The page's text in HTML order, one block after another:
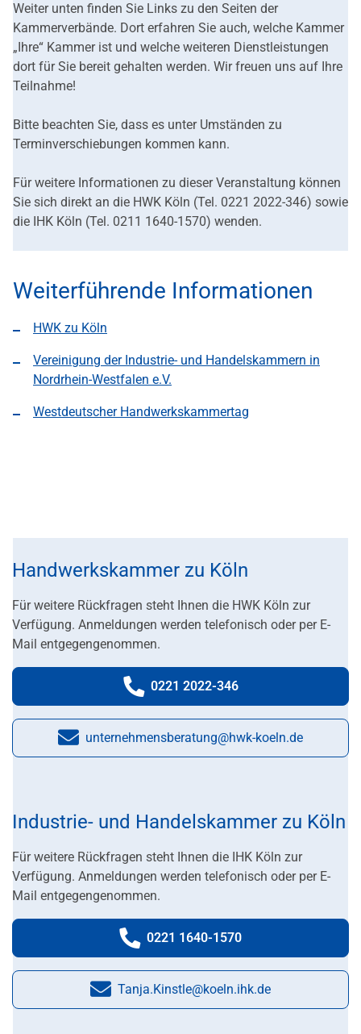
Weiter unten finden Sie Links zu den Seiten der
Kammerverbände. Dort erfahren Sie auch, welche Kammer
„Ihre“ Kammer ist und welche weiteren Dienstleistungen
dort für Sie bereit gehalten werden. Wir freuen uns auf Ihre
Teilnahme!
Bitte beachten Sie, dass es unter Umständen zu
Terminverschiebungen kommen kann.
Für weitere Informationen zu dieser Veranstaltung können
Sie sich direkt an die HWK Köln (Tel. 0221 2022-346) sowie
die IHK Köln (Tel. 0211 1640-1570) wenden.
Weiterführende Informationen
HWK zu Köln
Vereinigung der Industrie- und Handelskammern in
Nordrhein-Westfalen e.V.
Westdeutscher Handwerkskammertag
Handwerkskammer zu Köln
Für weitere Rückfragen steht Ihnen die HWK Köln zur
Verfügung. Anmeldungen werden telefonisch oder per E-
Mail entgegengenommen.
Telefonnummer:
0221 2022-346
E-Mail:
unternehmensberatung@hwk-koeln.de
Industrie- und Handelskammer zu Köln
Für weitere Rückfragen steht Ihnen die IHK Köln zur
Verfügung. Anmeldungen werden telefonisch oder per E-
Mail entgegengenommen.
Telefonnummer:
0221 1640-1570
E-Mail:
Tanja.Kinstle@koeln.ihk.de